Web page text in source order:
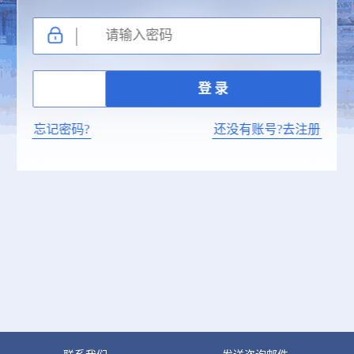
忘记密码? 还没有账号?去注册